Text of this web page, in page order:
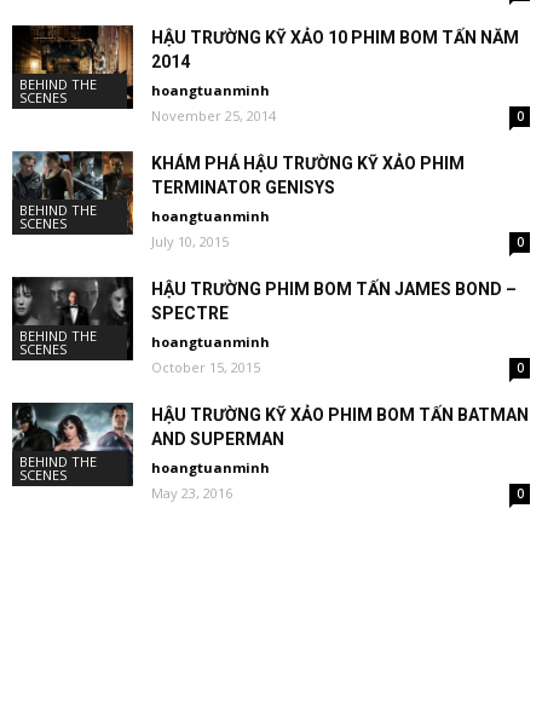
BEHIND THE
SCENES
HẬU TRƯỜNG KỸ XẢO 10 PHIM BOM TẤN NĂM
2014
hoangtuanminh
November 25, 2014
0
BEHIND THE
SCENES
KHÁM PHÁ HẬU TRƯỜNG KỸ XẢO PHIM
TERMINATOR GENISYS
hoangtuanminh
July 10, 2015
0
BEHIND THE
SCENES
HẬU TRƯỜNG PHIM BOM TẤN JAMES BOND –
SPECTRE
hoangtuanminh
October 15, 2015
0
BEHIND THE
SCENES
HẬU TRƯỜNG KỸ XẢO PHIM BOM TẤN BATMAN
AND SUPERMAN
hoangtuanminh
May 23, 2016
0